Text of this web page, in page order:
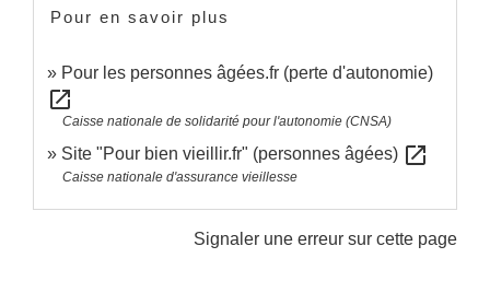
Pour en savoir plus
Pour les personnes âgées.fr (perte d'autonomie)
open_in_new
Caisse nationale de solidarité pour l'autonomie (CNSA)
Site "Pour bien vieillir.fr" (personnes âgées) open_in_new
Caisse nationale d'assurance vieillesse
Signaler une erreur sur cette page